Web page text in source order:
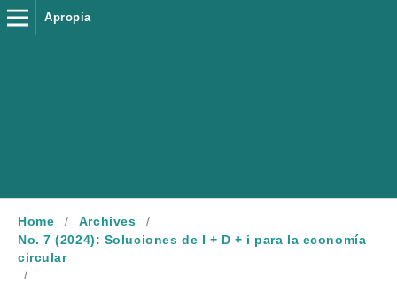
Apropia
Home / Archives
/
No. 7 (2024): Soluciones de I + D + i para la economía
circular
/